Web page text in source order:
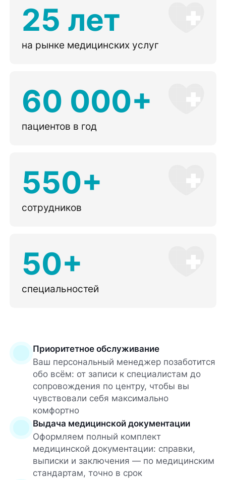
25 лет
на рынке медицинских услуг
60 000+
пациентов в год
550+
сотрудников
50+
специальностей
Приоритетное обслуживание
Ваш персональный менеджер позаботится
обо всём: от записи к специалистам до
сопровождения по центру, чтобы вы
чувствовали себя максимально
комфортно
Выдача медицинской документации
Оформляем полный комплект
медицинской документации: справки,
выписки и заключения — по медицинским
стандартам, точно в срок